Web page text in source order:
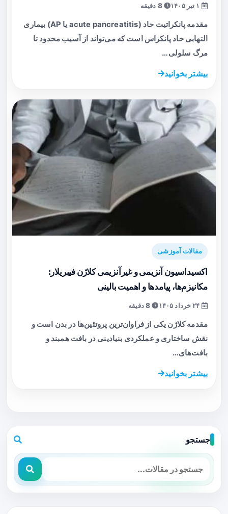
8 دقیقه
مقدمه پانکراتیت حاد (acute pancreatitis یا AP) بیماری
التهابی حاد پانکراس است که می‌تواند از آسیب محدود تا
مرگ سلولی…
بیشتر بخوانید
مقالات آموزشی
اکسیداسیون آنزیمی و غیرآنزیمی کلاژن فیبریلار:
مکانیزم‌ها، پیامدها و اهمیت بالینی
8 دقیقه
مقدمه کلاژن یکی از فراوان‌ترین پروتئین‌ها در بدن است و
نقش ساختاری و عملکردی بنیادینی در بافت همبند و
بافت‌های…
بیشتر بخوانید
جستجو